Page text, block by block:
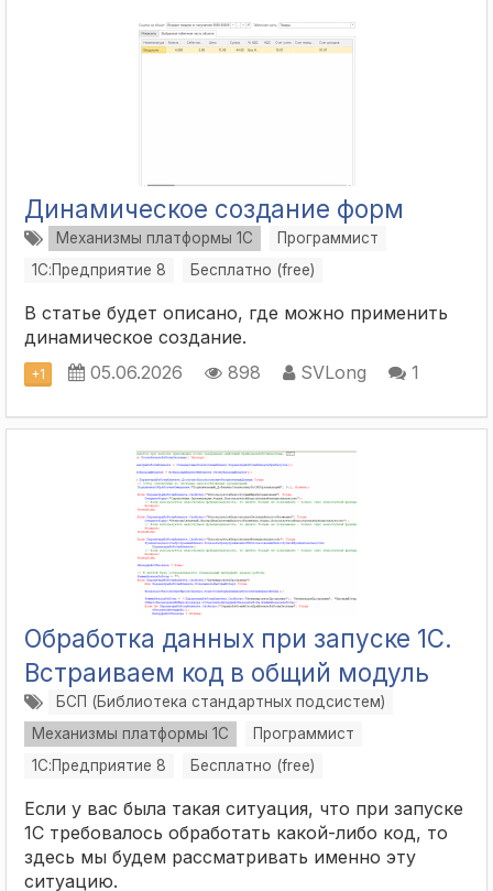
Динамическое создание форм
Механизмы платформы 1С
Программист
1С:Предприятие 8
Бесплатно (free)
В статье будет описано, где можно применить
динамическое создание.
+1 05.06.2026 898 SVLong 1
Обработка данных при запуске 1С.
Встраиваем код в общий модуль
БСП (Библиотека стандартных подсистем)
Механизмы платформы 1С
Программист
1С:Предприятие 8
Бесплатно (free)
Если у вас была такая ситуация, что при запуске
1С требовалось обработать какой-либо код, то
здесь мы будем рассматривать именно эту
ситуацию.